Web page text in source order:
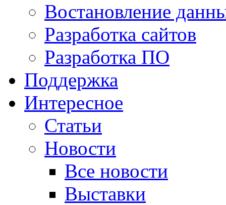
Востановление
Разработка сайтов
Разработка ПО
Поддержка
Интересное
Статьи
Новости
Все новости
Выставки